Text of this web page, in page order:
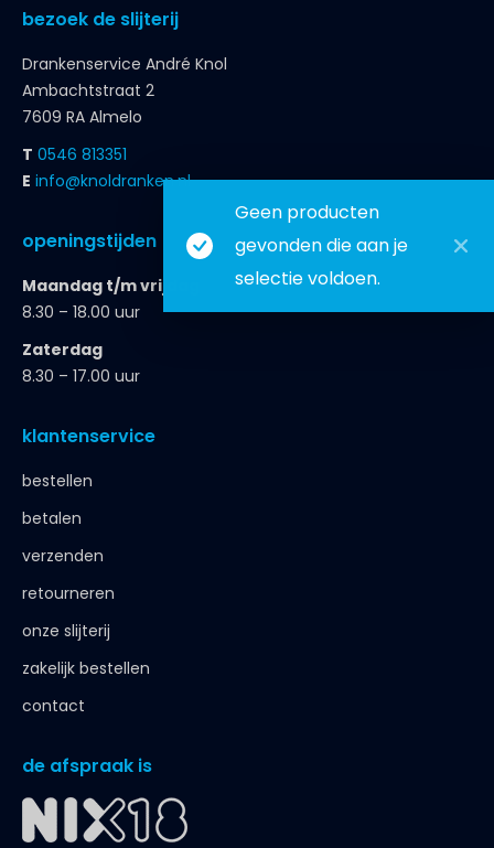
Geen producten
gevonden die aan je
selectie voldoen.
bezoek de slijterij
Drankenservice André Knol
Ambachtstraat 2
7609 RA Almelo
T 0546 813351
E info@knoldranken.nl
openingstijden
Maandag t/m vrijdag
8.30 – 18.00 uur
Zaterdag
8.30 – 17.00 uur
klantenservice
bestellen
betalen
verzenden
retourneren
onze slijterij
zakelijk bestellen
contact
de afspraak is